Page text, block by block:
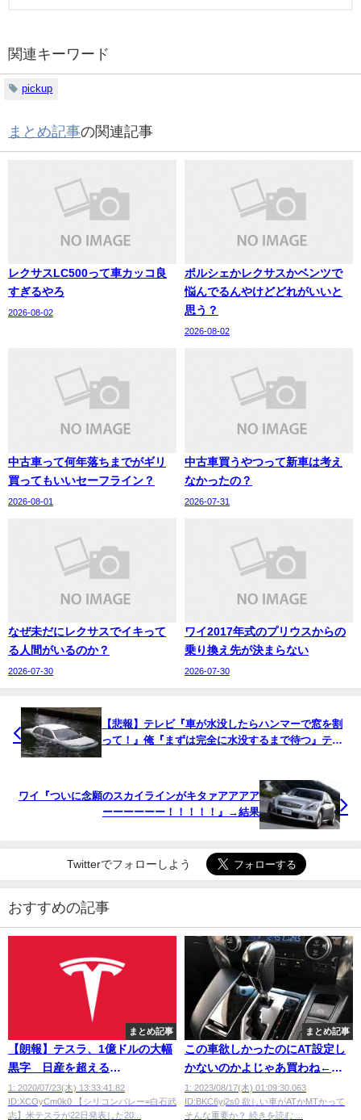
関連キーワード
pickup
まとめ記事の関連記事
レクサスLC500って車カッコ良
すぎるやろ
2026-08-02
ポルシェかレクサスかベンツで
悩んでるんやけどどれがいいと
思う？
2026-08-02
中古車って何年落ちまでがギリ
買ってもいいセーフライン？
2026-08-01
中古車買うやつって新車は考え
なかったの？
2026-07-31
なぜ未だにレクサスでイキって
る人間がいるのか？
2026-07-30
ワイ2017年式のプリウスからの
乗り換え先が決まらない
2026-07-30
【悲報】テレビ『車が水没したらハンマーで窓を割
って！』俺『まずは完全に水没するまで待つ』テレ
ワイ『ついに念願のスカイラインがキタァアアアア
ーーーーーー！！！！！』→結果
Twitterでフォローしよう
おすすめの記事
まとめ記事
【朗報】テスラ、1億ドルの大幅
黒字 日産を超える
wwwwwwwwwww
1: 2020/07/23(木) 13:33:41.82
ID:XCOyCm0k0 【シリコンバレー=白石武
志】米テスラが22日発表した20...
まとめ記事
この車欲しかったのにAT設定し
かないのかよじゃあ買わね←こ
れwwwwww
1: 2023/08/17(木) 01:09:30.063
ID:BKC6yj2s0 欲しい車がATかMTかって
そんな重要か？ 続きを読む ...